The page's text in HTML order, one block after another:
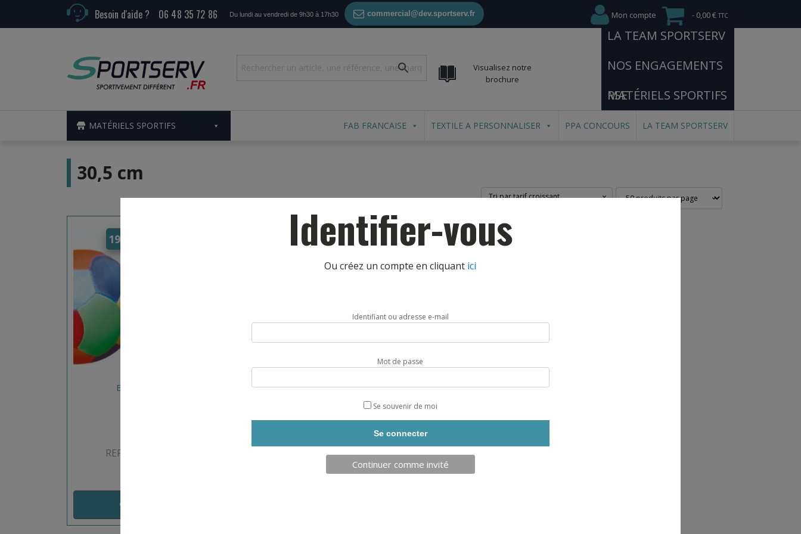
Besoin d'aide ? 06 48 35 72 86 Du lundi au vendredi de 9h30 à 17h30 commercial@dev.sportserv.fr Mon compte 0,00 €
Visualisez notre
brochure
LA TEAM SPORTSERV
NOS ENGAGEMENTS
RSE
MATÉRIELS SPORTIFS
MATÉRIELS SPORTIFS FAB FRANCAISE TEXTILE A PERSONNALISER PPA CONCOURS LA TEAM SPORTSERV
30,5 cm
BALLON NYLITE
REF: M572331-32MF
19,80
CHOIX OPTIONS
Identifier-vous
Ou créez un compte en cliquant ici
Identifiant ou adresse e-mail
Mot de passe
Se souvenir de moi
Continuer comme invité